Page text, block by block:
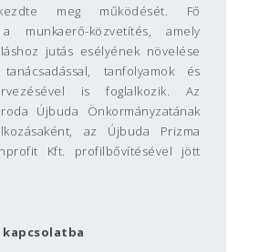
meg működését. Fő
munkaerő-közvetítés, amely
jutás esélyének növelése
tanfolyamok és
is foglalkozik. Az
Újbuda Önkormányzatának
az Újbuda Prizma
Kft. profilbővítésével jött
végzi, célja, hogy minél több
biztosító munkahelyét. Az
kapcsolatba